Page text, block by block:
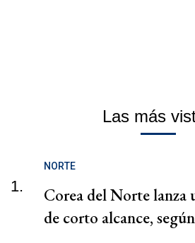
Las más
1.
NORTE
Corea del Norte
de corto alcance,